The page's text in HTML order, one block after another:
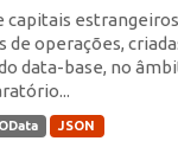
capitais
de operações,
data-base, no
OData JSON